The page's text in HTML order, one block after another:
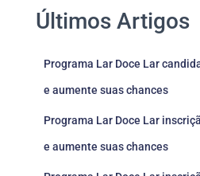
Últimos Artigos
Programa Lar Doce Lar
e aumente suas chances
Programa Lar Doce Lar
e aumente suas chances